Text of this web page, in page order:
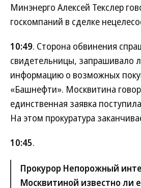
Минэнерго Алексей Текслер
госкомпаний в сделке
10:49. Сторона обвинения
свидетельницы, запрашивало
информацию о возможных
«Башнефти». Москвитина
единственная заявка
На этом прокуратура
10:45.
Прокурор Непорожный
Москвитиной известно ли